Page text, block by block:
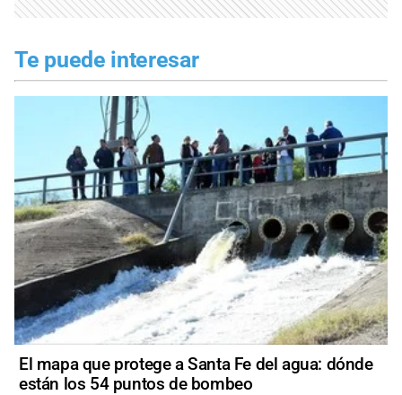
Te puede interesar
El mapa que protege a Santa Fe del agua: dónde
están los 54 puntos de bombeo